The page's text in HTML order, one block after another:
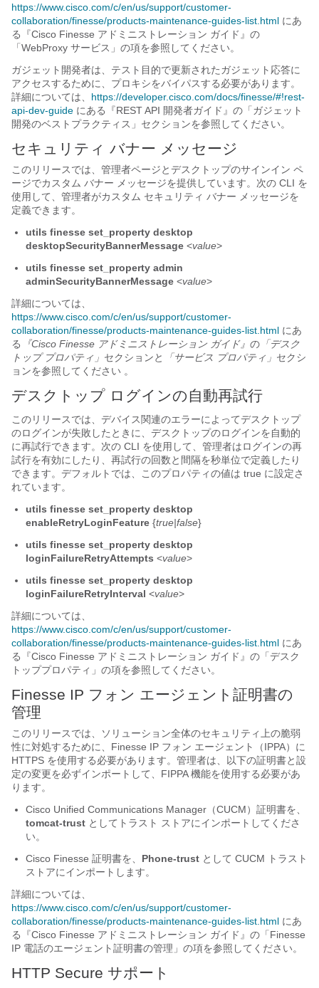
https://www.cisco.com/c/en/us/support/customer-
collaboration/finesse/products-maintenance-guides-list.html にあ
る『Cisco Finesse アドミニストレーション ガイド 』の
「WebProxy サービス 」の項を参照してください。
ガジェット開発者は、テスト目的で更新されたガジェット応答に
アクセスするために、プロキシをバイパスする必要があります。
詳細については、 https://developer.cisco.com/docs/finesse/#!rest-
api-dev-guide にある『REST API 開発者ガイド 』の「ガジェット
開発のベストプラクティス 」セクションを参照してください。
セキュリティ バナー メッセージ
このリリースでは、管理者ページとデスクトップのサインイン ペ
ージでカスタム バナー メッセージを提供しています。次の CLI を
使用して、管理者がカスタム セキュリティ バナー メッセージを
定義できます。
utils finesse set_property desktop
desktopSecurityBannerMessage <value>
utils finesse set_property admin
adminSecurityBannerMessage <value>
詳細については、
https://www.cisco.com/c/en/us/support/customer-
collaboration/finesse/products-maintenance-guides-list.html にあ
る
『Cisco Finesse アドミニストレーション ガイド』 の 「デスク
トップ プロパティ」 セクションと 「サービス プロパティ」 セクシ
ョンを参照してください 。
デスクトップ ログインの自動再試行
このリリースでは、デバイス関連のエラーによってデスクトップ
のログインが失敗したときに、デスクトップのログインを自動的
に再試行できます。次の CLI を使用して、管理者はログインの再
試行を有効にしたり、再試行の回数と間隔を秒単位で定義したり
できます。デフォルトでは、このプロパティの値は true に設定さ
れています。
utils finesse set_property desktop
enableRetryLoginFeature {true|false}
utils finesse set_property desktop
loginFailureRetryAttempts <value>
utils finesse set_property desktop
loginFailureRetryInterval <value>
詳細については、
https://www.cisco.com/c/en/us/support/customer-
collaboration/finesse/products-maintenance-guides-list.html にあ
る『Cisco Finesse アドミニストレーション ガイド 』の「デスク
トッププロパティ 」の項を参照してください。
Finesse IP フォン エージェント証明書の
管理
このリリースでは、ソリューション全体のセキュリティ上の脆弱
性に対処するために、Finesse IP フォン エージェント（IPPA）に
HTTPS を使用する必要があります。管理者は、以下の証明書と設
定の変更を必ずインポートして、FIPPA 機能を使用する必要があ
ります。
Cisco Unified Communications Manager（CUCM）証明書を、
tomcat-trust としてトラスト ストアにインポートしてくださ
い。
Cisco Finesse 証明書を、 Phone-trust として CUCM トラスト
ストアにインポートします。
詳細については、
https://www.cisco.com/c/en/us/support/customer-
collaboration/finesse/products-maintenance-guides-list.html にあ
る『Cisco Finesse アドミニストレーション ガイド 』の「Finesse
IP 電話のエージェント証明書の管理 」の項を参照してください。
HTTP Secure サポート